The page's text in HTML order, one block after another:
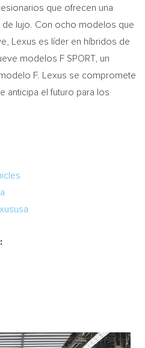
que ofrecen una
lujo. Con ocho modelos que
Lexus es líder en híbridos de
modelos F SPORT, un
F. Lexus se compromete
anticipa el futuro para los